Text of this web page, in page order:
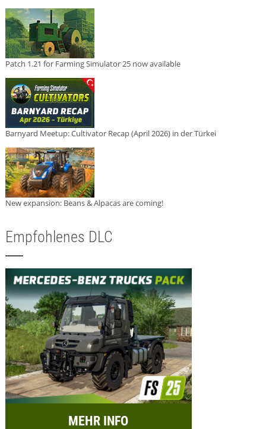
Patch 1.21 for Farming Simulator 25 now available
Barnyard Meetup: Cultivator Recap (April 2026) in der Türkei
New expansion: Beans & Alpacas are coming!
Empfohlenes DLC
MEHR INFO